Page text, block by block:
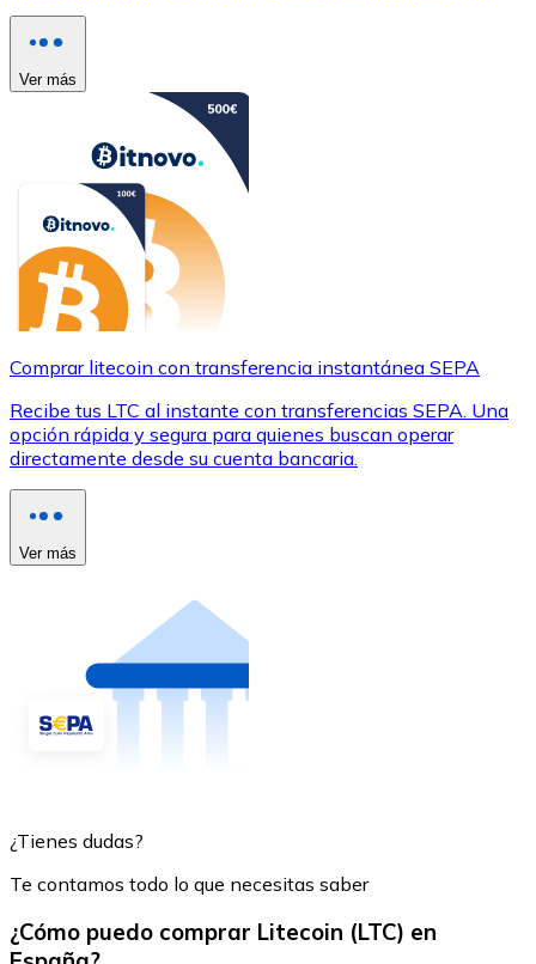
Ver más
Comprar litecoin con transferencia instantánea SEPA
Recibe tus LTC al instante con transferencias SEPA. Una
opción rápida y segura para quienes buscan operar
directamente desde su cuenta bancaria.
Ver más
¿Tienes dudas?
Te contamos todo lo que necesitas saber
¿Cómo puedo comprar Litecoin (LTC) en